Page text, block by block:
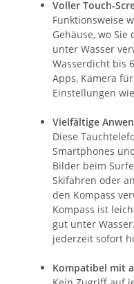
Voller Touch-
Funktionsweise
Gehäuse, wo
unter Wasser
Wasserdicht bis
Apps, Kamera
Einstellungen
Vielfältige
Diese
Smartphones
Bilder beim
Skifahren oder
den Kompass
Kompass ist
gut unter
jederzeit sofort
Kompatibel mit